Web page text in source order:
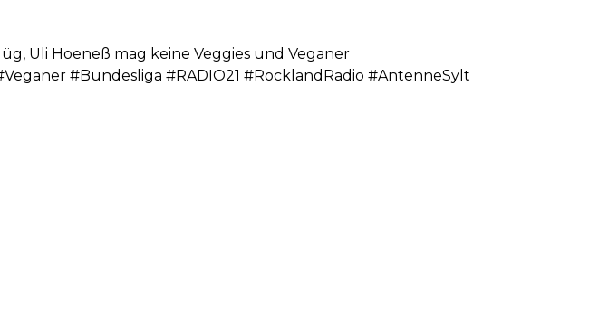
Uli Hoeneß mag keine Veggies und Veganer
#Bundesliga #RADIO21 #RocklandRadio #AntenneSylt